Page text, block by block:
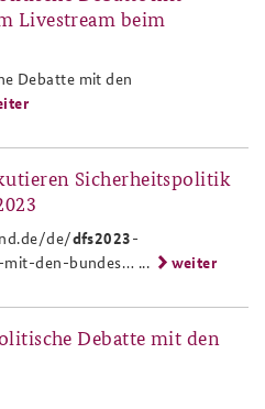
Livestream beim
Debatte mit den
Sicherheitspolitik
de/dfs2023-
den-bundes… ...
weiter
Debatte mit den